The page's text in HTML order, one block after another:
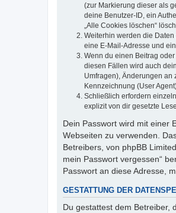
(zur Markierung dieser als
deine Benutzer-ID, ein
„Alle Cookies löschen“
Weiterhin werden die
eine E-Mail-Adresse und
Wenn du einen Beitrag
diesen Fällen wird auch
Umfragen), Änderungen an
Kennzeichnung (User
Schließlich erfordern
explizit von dir gesetzte
Dein Passwort wird mit einer
Webseiten zu verwenden.
Betreibers, von phpBB
mein Passwort vergessen“
Passwort an diese Adresse,
GESTATTUNG DER
Du gestattest dem Betreiber,